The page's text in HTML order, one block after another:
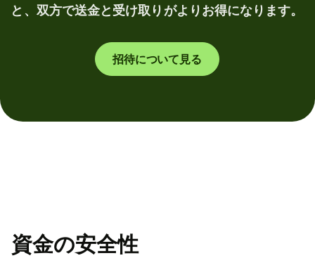
と、双方で送金と受け取りがよりお得になります。
招待について見る
資金の安全性